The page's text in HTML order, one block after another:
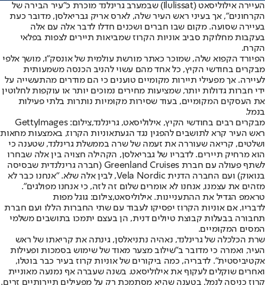
העיירה אילוליסאט (Ilulissat) שבמערב גרינלנד מוכרת כ"עיר הבירה של
הקרחונים", אך בעיני ראש העיר שלה, לארס אריק גבריאלסן, מדובר כעת
בעיירה שסועה. מקום שבו חברים ושכנים חדלו לדבר אלה עם אלה
בעקבות מחלוקת סביב אוניות הקרוז שמביאות תיירים לצפות בפלאי
הקרח.
הפיורד הקפוא שלה, שמוכר כאתר מורשת עולמית של אונסק"ו, מושך אלפי
מבקרים בחודשי הקיץ, כל אחד מהם עשוי להניב הכנסה משמעותית
לעיירה. אך מפעילי תיירות מקומיים טוענים כי הם מודרים מהתעשייה על
ידי חברות גדולות יותר, שמציעות מחירים נמוכים יותר או עוקפות לחלוטין
את העסקים המקומיים, בעוד שסירות מקומיות נותרות בלתי פעילות
בנמל.
מבקרים רבים בחודשי הקיץ, אילוליסאט, גרינלנד,צילום: GettyImages
ראש העיר קרא לתושבים להפגין נגד הגעתאוניות הקרוז, באמצעות מחאות
ושלטים, קריאה שעוררה את זעמה של שרה בממשלת גרינלנד, שטענה כי
הוא מרחיק תיירים. לדבריו של גבריאלסן, הקהילה חצויה בין אלה שבחרו
לשתף פעולה עם חברת Greenland Cruises (חברה גרינלנדית שבסיסה
בנואוק) ועם החברה הדנית Vela Nordic, לבין אלה שלא. "אנחנו כבר לא
מזהים את עצמנו, אנחנו לא אומרים שלום זה לזה, כי אנחנו מפולגים".
טראמפ הגדיל את ההתעניינות. אילוליסאט,צילום: גוגל מפות
לדבריו, אם אוניות הקרוז יפסיקו לעבוד עם שתי החברות הללו ועם חברת
תחבורה בבעלות קבוצת טיולים דנית, הן בעצם יתמכו בתושבים משלמי
המסים המקומיים.
שרת הכלכלה של גרינלנד, נאהיה נתניאלסן, גינתה את קריאתו של ראש
העיר, ואמרה כי מדובר ב"שילוב מצער מאוד של שימוש בסמכות ופעילות
אקטיביסטית". לדבריה, כמה ביקורים של אוניות קרוז בעיר כבר בוטלו,
ואחרים שוקלים לעקוף את אילוליסאט. בשנה שעברה אף נמנעה מאוניית
קרוז כניסה לנמל, בטענה שהיא מסתמכת רק על מפעילים תיירותיים זרים.